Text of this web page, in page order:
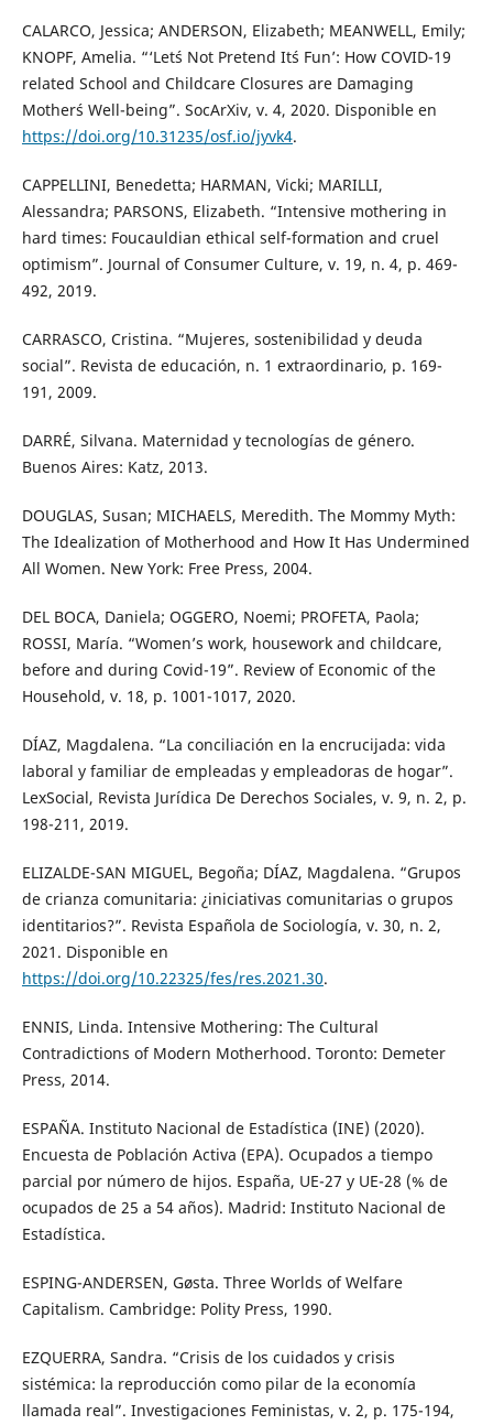
CALARCO, Jessica; ANDERSON, Elizabeth; MEANWELL, Emily;
KNOPF, Amelia. “‘Let´s Not Pretend It´s Fun’: How COVID-19
related School and Childcare Closures are Damaging
Mother´s Well-being”. SocArXiv, v. 4, 2020. Disponible en
https://doi.org/10.31235/osf.io/jyvk4.
CAPPELLINI, Benedetta; HARMAN, Vicki; MARILLI,
Alessandra; PARSONS, Elizabeth. “Intensive mothering in
hard times: Foucauldian ethical self-formation and cruel
optimism”. Journal of Consumer Culture, v. 19, n. 4, p. 469-
492, 2019.
CARRASCO, Cristina. “Mujeres, sostenibilidad y deuda
social”. Revista de educación, n. 1 extraordinario, p. 169-
191, 2009.
DARRÉ, Silvana. Maternidad y tecnologías de género.
Buenos Aires: Katz, 2013.
DOUGLAS, Susan; MICHAELS, Meredith. The Mommy Myth:
The Idealization of Motherhood and How It Has Undermined
All Women. New York: Free Press, 2004.
DEL BOCA, Daniela; OGGERO, Noemi; PROFETA, Paola;
ROSSI, María. “Women’s work, housework and childcare,
before and during Covid-19”. Review of Economic of the
Household, v. 18, p. 1001-1017, 2020.
DÍAZ, Magdalena. “La conciliación en la encrucijada: vida
laboral y familiar de empleadas y empleadoras de hogar”.
LexSocial, Revista Jurídica De Derechos Sociales, v. 9, n. 2, p.
198-211, 2019.
ELIZALDE-SAN MIGUEL, Begoña; DÍAZ, Magdalena. “Grupos
de crianza comunitaria: ¿iniciativas comunitarias o grupos
identitarios?”. Revista Española de Sociología, v. 30, n. 2,
2021. Disponible en
https://doi.org/10.22325/fes/res.2021.30.
ENNIS, Linda. Intensive Mothering: The Cultural
Contradictions of Modern Motherhood. Toronto: Demeter
Press, 2014.
ESPAÑA. Instituto Nacional de Estadística (INE) (2020).
Encuesta de Población Activa (EPA). Ocupados a tiempo
parcial por número de hijos. España, UE-27 y UE-28 (% de
ocupados de 25 a 54 años). Madrid: Instituto Nacional de
Estadística.
ESPING-ANDERSEN, Gøsta. Three Worlds of Welfare
Capitalism. Cambridge: Polity Press, 1990.
EZQUERRA, Sandra. “Crisis de los cuidados y crisis
sistémica: la reproducción como pilar de la economía
llamada real”. Investigaciones Feministas, v. 2, p. 175-194,